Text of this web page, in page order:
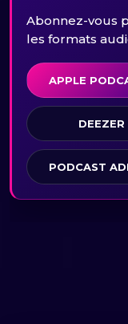
Abonnez-vous
les formats
APPLE
DEEZER
PODCAST